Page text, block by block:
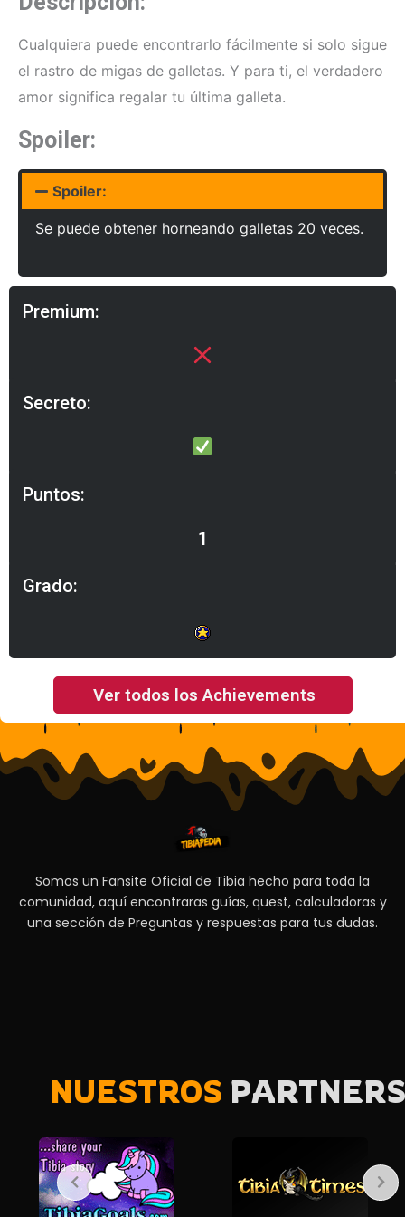
Cualquiera puede encontrarlo fácilmente si solo sigue
el rastro de migas de galletas. Y para ti, el verdadero
amor significa regalar tu última galleta.
Spoiler:
Spoiler:
Se puede obtener horneando galletas 20 veces.
Premium:
Secreto:
Puntos:
1
Grado:
Ver todos los Achievements
Somos un Fansite Oficial de Tibia hecho para toda la
comunidad, aquí encontraras guías, quest, calculadoras y
una sección de Preguntas y respuestas para tus dudas.
NUESTROS PARTNERS